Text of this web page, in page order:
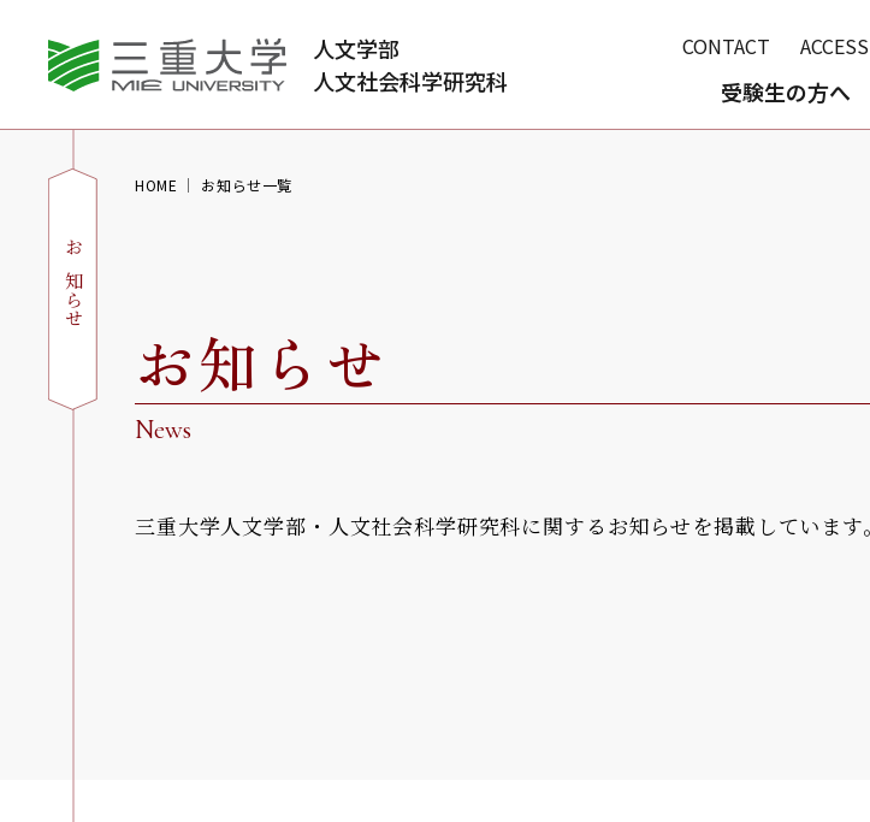
人文学部
人文社会科学研究科
CONTACT ACCESS
受験生の方へ
お知らせ
HOME お知らせ一覧
お知らせ
News
三重大学人文学部・人文社会科学研究科に関するお知らせを掲載しています。